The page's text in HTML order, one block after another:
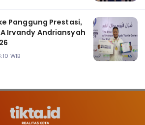
Panggung Prestasi,
Irvandy Andriansyah
WIB